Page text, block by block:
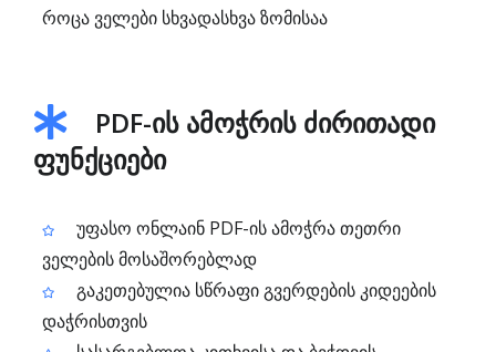
როცა ველები სხვადასხვა ზომისაა
PDF-ის ამოჭრის ძირითადი
ფუნქციები
უფასო ონლაინ PDF-ის ამოჭრა თეთრი
ველების მოსაშორებლად
გაკეთებულია სწრაფი გვერდების კიდეების
დაჭრისთვის